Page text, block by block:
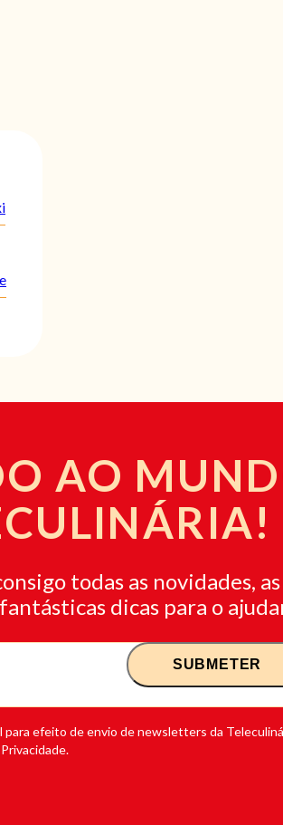
AO
todas as novidades,
dicas para o
efeito de envio de newsletters da